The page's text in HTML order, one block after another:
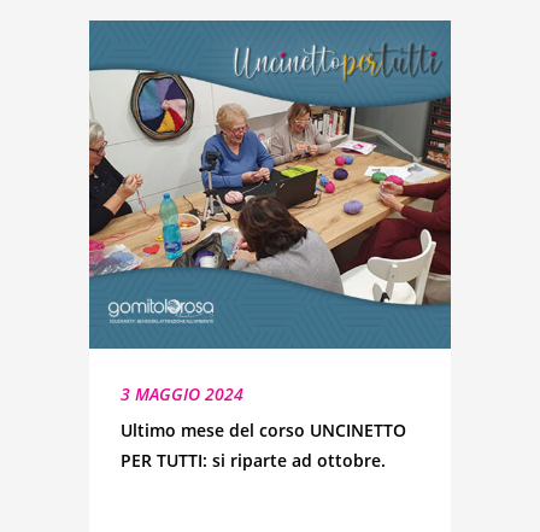
3 MAGGIO 2024
Ultimo mese del corso UNCINETTO
PER TUTTI: si riparte ad ottobre.